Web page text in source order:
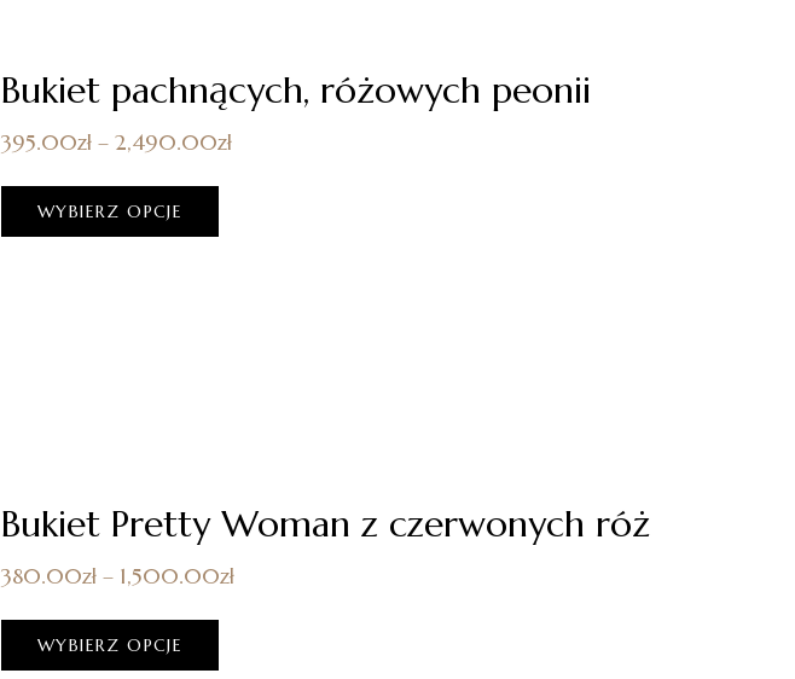
Bukiet pachnących, różowych peonii
395.00zł– 2,490.00zł
WYBIERZ OPCJE
Bukiet Pretty Woman z czerwonych róż
380.00zł– 1,500.00zł
WYBIERZ OPCJE